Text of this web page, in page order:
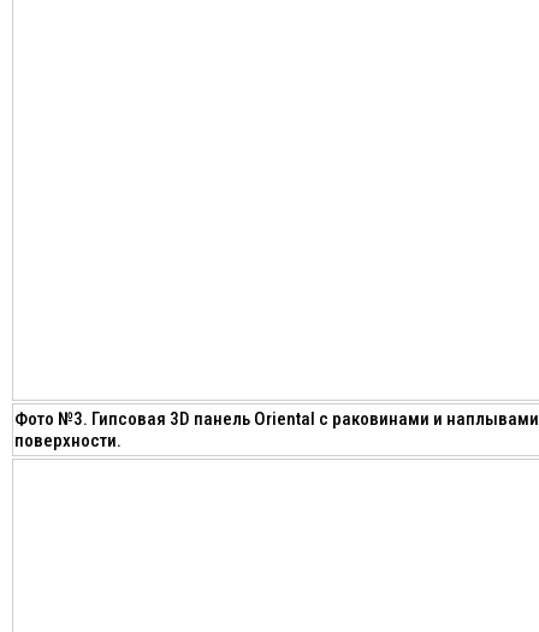
Фото №3. Гипсовая 3D панель Oriental с раковинами и
поверхности.